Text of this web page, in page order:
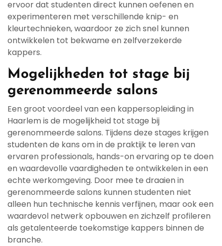
ervoor dat studenten direct kunnen oefenen en
experimenteren met verschillende knip- en
kleurtechnieken, waardoor ze zich snel kunnen
ontwikkelen tot bekwame en zelfverzekerde
kappers.
Mogelijkheden tot stage bij
gerenommeerde salons
Een groot voordeel van een kappersopleiding in
Haarlem is de mogelijkheid tot stage bij
gerenommeerde salons. Tijdens deze stages krijgen
studenten de kans om in de praktijk te leren van
ervaren professionals, hands-on ervaring op te doen
en waardevolle vaardigheden te ontwikkelen in een
echte werkomgeving. Door mee te draaien in
gerenommeerde salons kunnen studenten niet
alleen hun technische kennis verfijnen, maar ook een
waardevol netwerk opbouwen en zichzelf profileren
als getalenteerde toekomstige kappers binnen de
branche.